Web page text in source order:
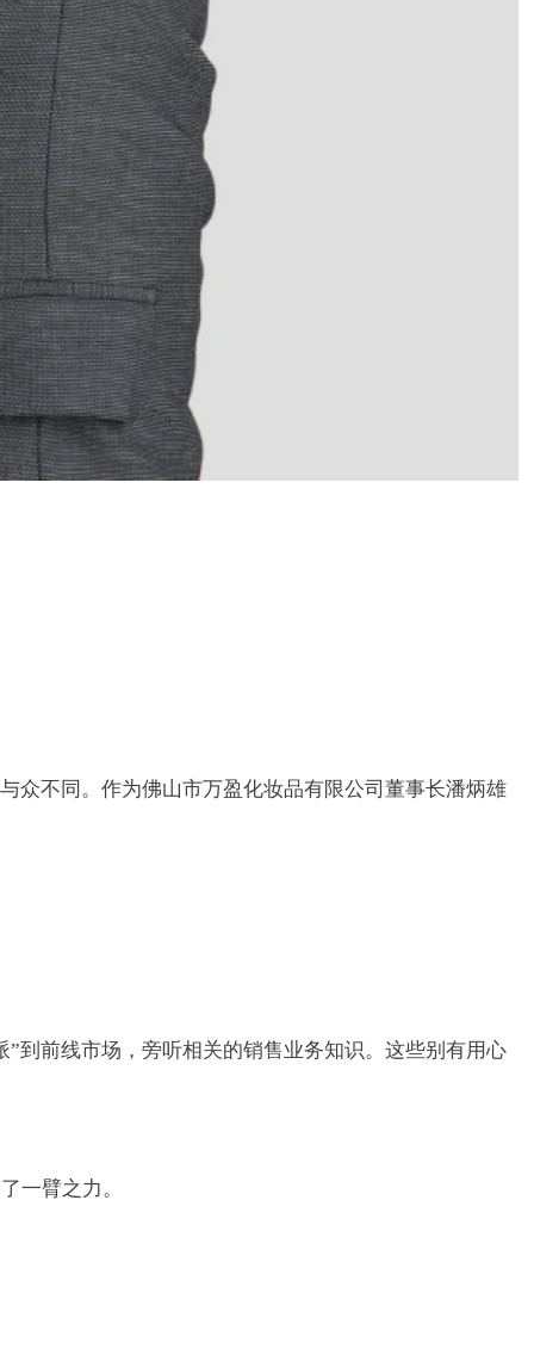
众不同。作为佛山市万盈化妆品有限公司董事长潘炳雄
到前线市场，旁听相关的销售业务知识。这些别有用心
一臂之力。